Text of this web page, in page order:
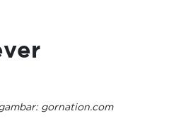
gornation.com